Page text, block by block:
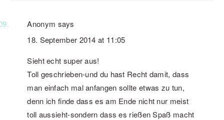
Anonym says
18. September 2014 at 11:05
Sieht echt super aus!
Toll geschrieben-und du hast Recht damit, dass
man einfach mal anfangen sollte etwas zu tun,
denn ich finde dass es am Ende nicht nur meist
toll aussieht-sondern dass es rießen Spaß macht